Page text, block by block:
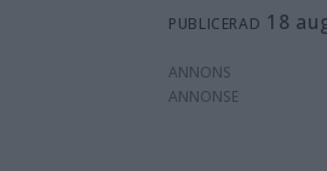
PUBLICERAD 18
ANNONS